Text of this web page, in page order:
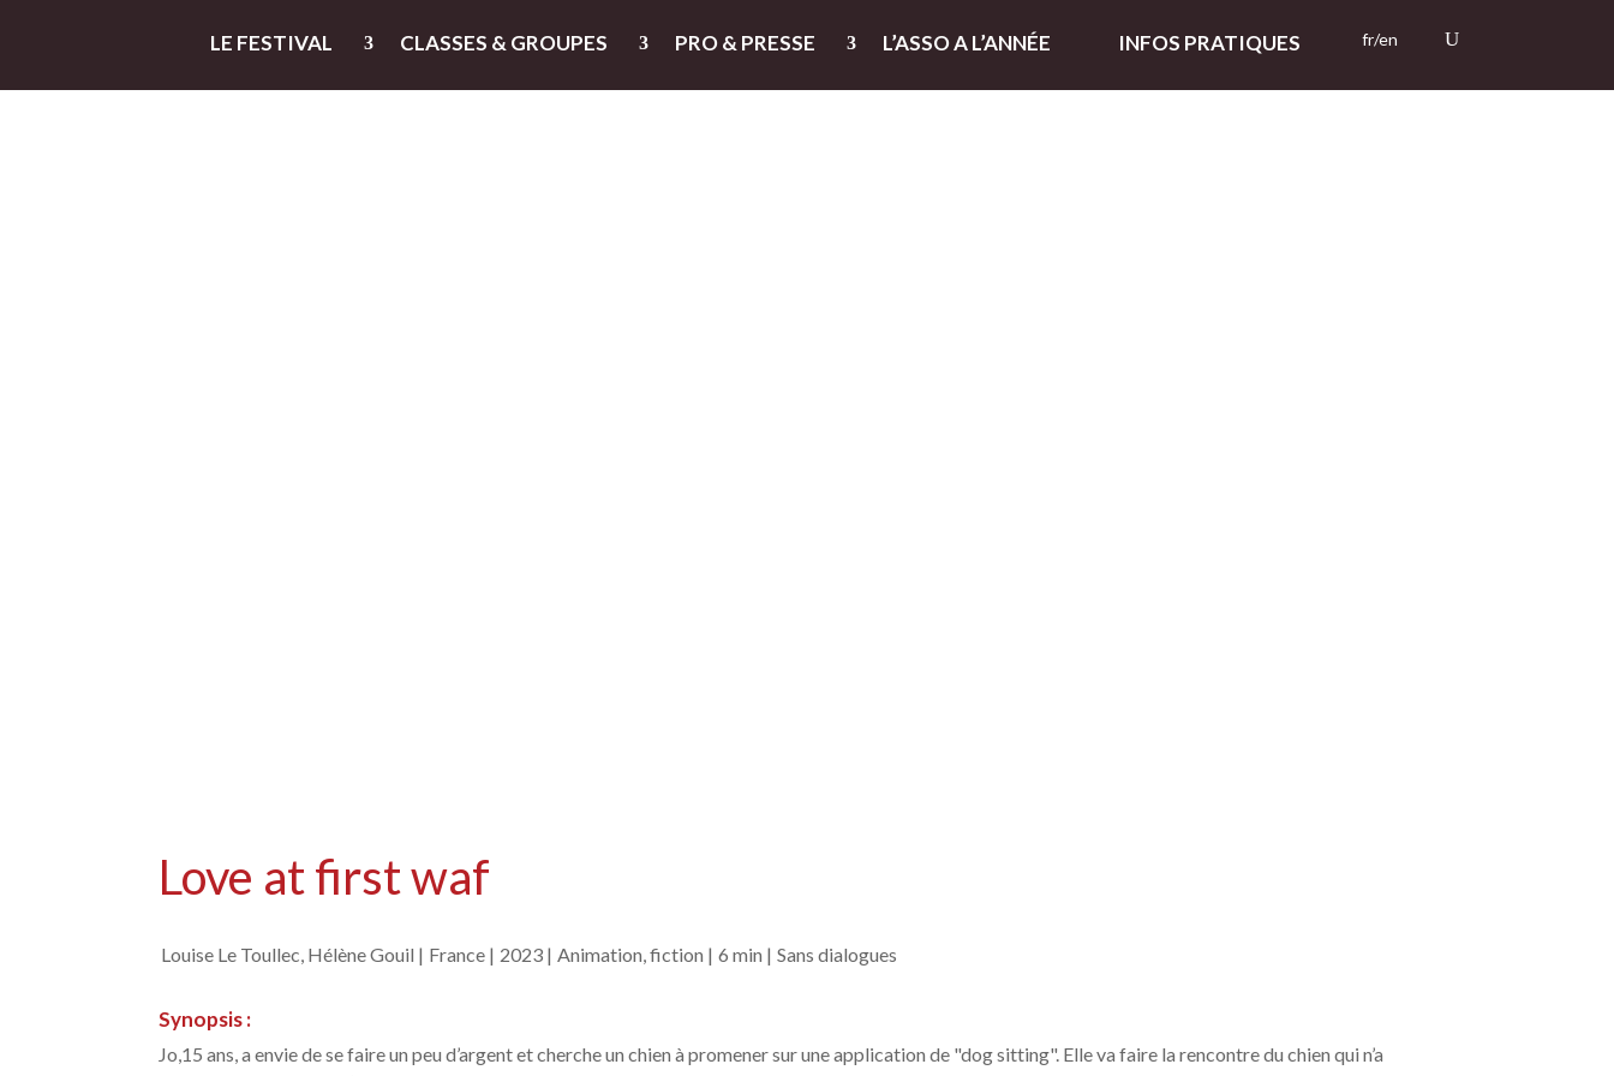
LE FESTIVAL CLASSES & GROUPES PRO & PRESSE L’ASSO A L’ANNÉE INFOS PRATIQUES fr/en
Love at first waf
Louise Le Toullec, Hélène Gouil | France | 2023 | Animation, fiction | 6 min | Sans dialogues
Synopsis :
Jo,15 ans, a envie de se faire un peu d’argent et cherche un chien à promener sur une application de "dog sitting". Elle va faire la rencontre du chien qui n’a